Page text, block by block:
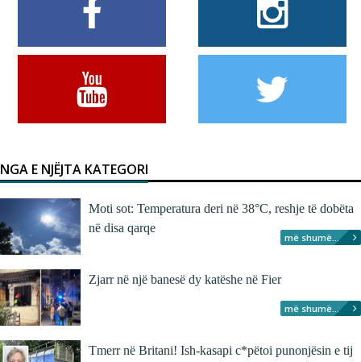
NGA E NJËJTA KATEGORI
Moti sot: Temperatura deri në 38°C, reshje të dobëta
në disa qarqe
më shumë...
Zjarr në një banesë dy katëshe në Fier
më shumë...
Tmerr në Britani! Ish-kasapi c*pëtoi punonjësin e tij